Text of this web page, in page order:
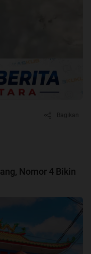
Bagikan
Nomor 4 Bikin